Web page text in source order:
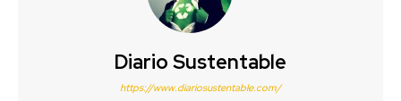
Diario Sustentable
https://www.diariosustentable.com/